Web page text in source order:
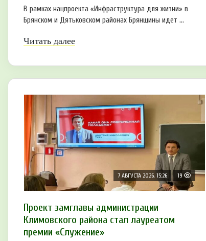
В рамках нацпроекта «Инфраструктура для жизни» в
Брянском и Дятьковском районах Брянщины идет ...
Читать далее
7 АВГУСТА 2026, 15:26 19
Проект замглавы администрации
Климовского района стал лауреатом
премии «Служение»